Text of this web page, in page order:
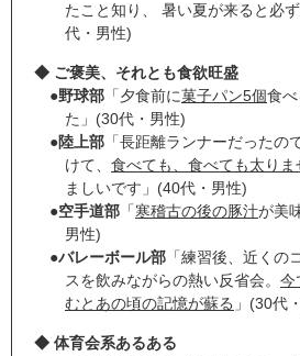
たこと知り、 暑い夏が来ると必
代・男性)
◆ ご褒美、それとも食欲旺盛
●野球部 「夕食前に菓子パン5個食
た」(30代・男性)
●陸上部 「長距離ランナーだったの
けて、 食べても、食べても太りま
ましいです」(40代・男性)
●空手道部 「寒稽古の後の豚汁が美
男性)
●バレーボール部 「練習後、近くの
スを飲みながらの熱い反省会。 今
むとあの頃の記憶が蘇る 」(30代
◆ 体育会系あるある